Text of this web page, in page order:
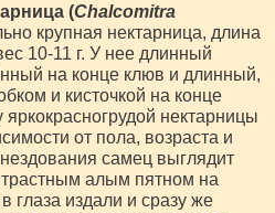
(Chalcomitra
крупная нектарница, длина
10-11 г. У нее длинный
на конце клюв и длинный,
и кисточкой на конце
нектарницы
от пола, возраста и
самец выглядит
алым пятном на
глаза издали и сразу же